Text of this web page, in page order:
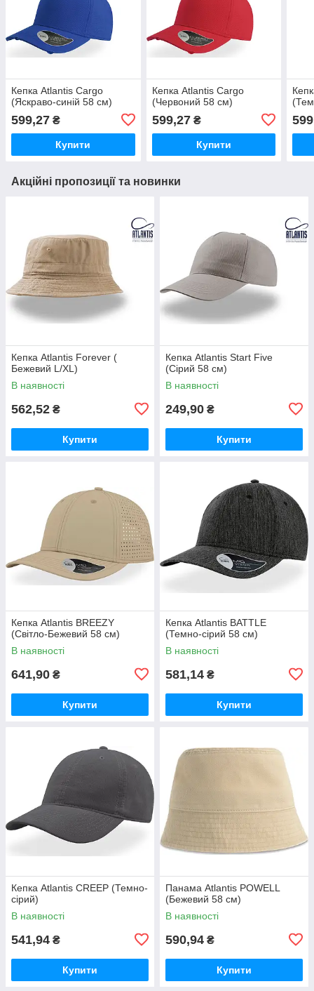
Кепка Atlantis Cargo
(Яскраво-синій 58 см)
599,27 ₴
Купити
Кепка Atlantis Cargo
(Червоний 58 см)
599,27₴
Купити
Акційні пропозиції та новинки
Кепка Atlantis Forever (
Бежевий L/XL)
В наявності
562,52 ₴
Купити
Кепка Atlantis Start Five
(Сірий 58 см)
В наявності
249,90 ₴
Купити
Кепка Atlantis BREEZY
(Світло-Бежевий 58 см)
В наявності
641,90 ₴
Купити
Кепка Atlantis BATTLE
(Темно-сірий 58 см)
В наявності
581,14 ₴
Купити
Кепка Atlantis CREEP (Темно-
сірий)
В наявності
541,94 ₴
Купити
Панама Atlantis POWELL
(Бежевий 58 см)
В наявності
590,94 ₴
Купити